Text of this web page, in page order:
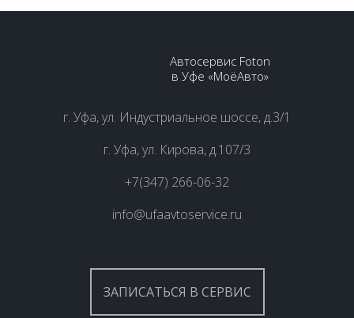
Автосервис Foton
в Уфе «МоёАвто»
г. Уфа, ул. Индустриальное шоссе, д.3/1
г. Уфа, ул. Кирова, д.107/3
+7(347) 266-06-32
info@ufaavtoservice.ru
ЗАПИСАТЬСЯ В СЕРВИС